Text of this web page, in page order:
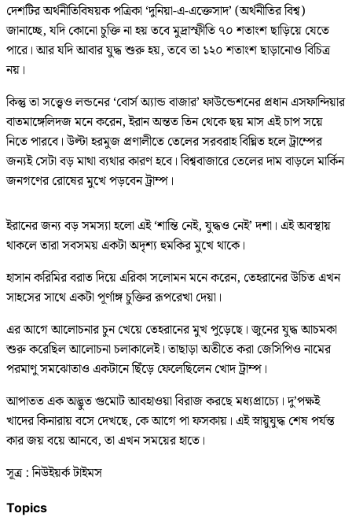
দেশটির অর্থনীতিবিষয়ক পত্রিকা ‘দুনিয়া-এ-এক্তেসাদ’ (অর্থনীতির বিশ্ব)
জানাচ্ছে, যদি কোনো চুক্তি না হয় তবে মুদ্রাস্ফীতি ৭০ শতাংশ ছাড়িয়ে যেতে
পারে। আর যদি আবার যুদ্ধ শুরু হয়, তবে তা ১২০ শতাংশ ছাড়ানোও বিচিত্র
নয়।
কিন্তু তা সত্ত্বেও লন্ডনের ‘বোর্স অ্যান্ড বাজার’ ফাউন্ডেশনের প্রধান এসফান্দিয়ার
বাতমাঙ্গেলিদজ মনে করেন, ইরান অন্তত তিন থেকে ছয় মাস এই চাপ সয়ে
নিতে পারবে। উল্টা হরমুজ প্রণালীতে তেলের সরবরাহ বিঘ্নিত হলে ট্রাম্পের
জন্যই সেটা বড় মাথা ব্যথার কারণ হবে। বিশ্ববাজারে তেলের দাম বাড়লে মার্কিন
জনগণের রোষের মুখে পড়বেন ট্রাম্প।
ইরানের জন্য বড় সমস্যা হলো এই ‘শান্তি নেই, যুদ্ধও নেই’ দশা। এই অবস্থায়
থাকলে তারা সবসময় একটা অদৃশ্য হুমকির মুখে থাকে।
হাসান করিমির বরাত দিয়ে এরিকা সলোমন মনে করেন, তেহরানের উচিত এখন
সাহসের সাথে একটা পূর্ণাঙ্গ চুক্তির রূপরেখা দেয়া।
এর আগে আলোচনার চুন খেয়ে তেহরানের মুখ পুড়েছে। জুনের যুদ্ধ আচমকা
শুরু করেছিল আলোচনা চলাকালেই। তাছাড়া অতীতে করা জেসিপিও নামের
পরমাণু সমঝোতাও একটানে ছিঁড়ে ফেলেছিলেন খোদ ট্রাম্প।
আপাতত এক অদ্ভুত গুমোট আবহাওয়া বিরাজ করছে মধ্যপ্রাচ্যে। দু’পক্ষই
খাদের কিনারায় বসে দেখছে, কে আগে পা ফসকায়। এই স্নায়ুযুদ্ধ শেষ পর্যন্ত
কার জয় বয়ে আনবে, তা এখন সময়ের হাতে।
সূত্র : নিউইয়র্ক টাইমস
Topics